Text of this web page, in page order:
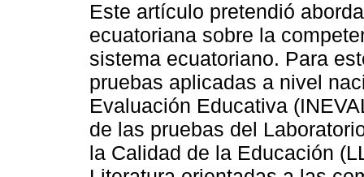
Este artículo pretendió
ecuatoriana sobre la
sistema ecuatoriano. Para
pruebas aplicadas a nivel
Evaluación Educativa
de las pruebas del
la Calidad de la Educación